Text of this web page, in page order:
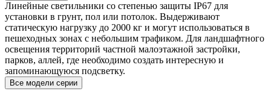
Линейные светильники со степенью защиты IP67 для
установки в грунт, пол или потолок. Выдерживают
статическую нагрузку до 2000 кг и могут использоваться в
пешеходных зонах с небольшим трафиком. Для ландшафтного
освещения территорий частной малоэтажной застройки,
парков, аллей, где необходимо создать интересную и
запоминающуюся подсветку.
Все модели серии